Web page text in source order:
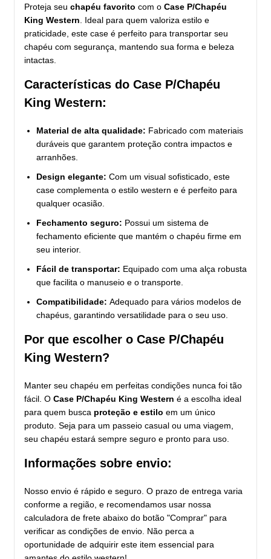
Proteja seu chapéu favorito com o Case P/Chapéu
King Western. Ideal para quem valoriza estilo e
praticidade, este case é perfeito para transportar seu
chapéu com segurança, mantendo sua forma e beleza
intactas.
Características do Case P/Chapéu
King Western:
Material de alta qualidade: Fabricado com materiais
duráveis que garantem proteção contra impactos e
arranhões.
Design elegante: Com um visual sofisticado, este
case complementa o estilo western e é perfeito para
qualquer ocasião.
Fechamento seguro: Possui um sistema de
fechamento eficiente que mantém o chapéu firme em
seu interior.
Fácil de transportar: Equipado com uma alça robusta
que facilita o manuseio e o transporte.
Compatibilidade: Adequado para vários modelos de
chapéus, garantindo versatilidade para o seu uso.
Por que escolher o Case P/Chapéu
King Western?
Manter seu chapéu em perfeitas condições nunca foi tão
fácil. O Case P/Chapéu King Western é a escolha ideal
para quem busca proteção e estilo em um único
produto. Seja para um passeio casual ou uma viagem,
seu chapéu estará sempre seguro e pronto para uso.
Informações sobre envio:
Nosso envio é rápido e seguro. O prazo de entrega varia
conforme a região, e recomendamos usar nossa
calculadora de frete abaixo do botão "Comprar" para
verificar as condições de envio. Não perca a
oportunidade de adquirir este item essencial para